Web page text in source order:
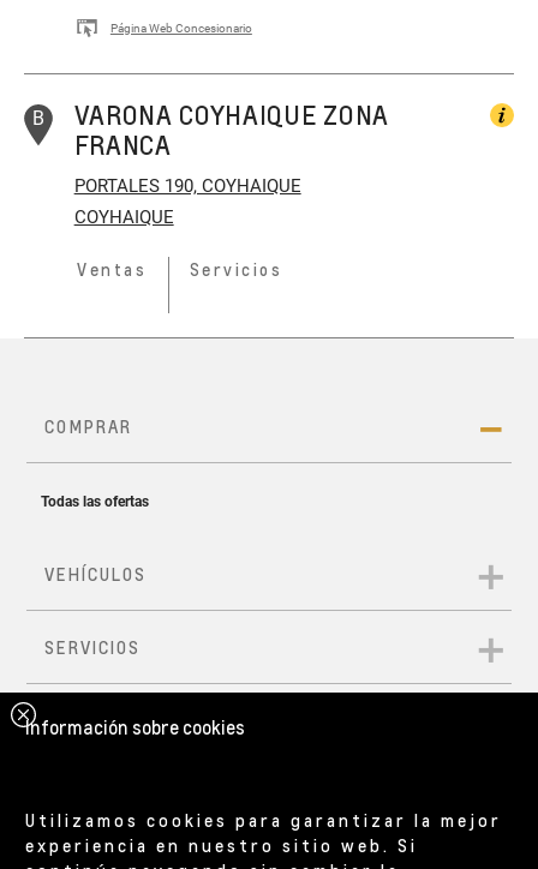
Página Web Concesionario
B
VARONA COYHAIQUE ZONA
FRANCA
PORTALES 190, COYHAIQUE
COYHAIQUE
Ventas Servicios
Información sobre cookies
Utilizamos cookies para garantizar la mejor
experiencia en nuestro sitio web. Si